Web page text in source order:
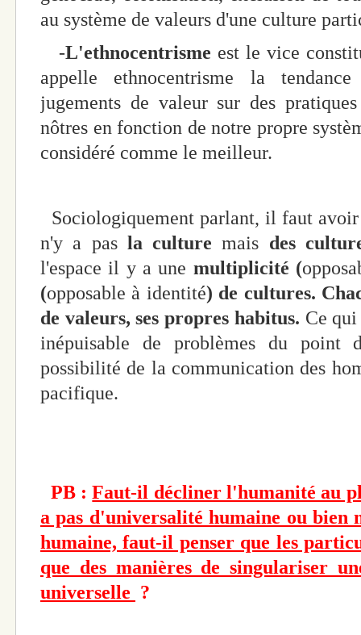
au système de valeurs d'une culture
-L'ethnocentrisme est le vice
appelle ethnocentrisme la
jugements de valeur sur des
nôtres en fonction de notre propre
considéré comme le meilleur.
Sociologiquement parlant, il faut
n'y a pas la culturemais des
l'espace il y a une multiplicité (
(opposable à identité) de cultures.
de valeurs, ses propres habitus. Ce
inépuisable de problèmes du point
possibilité de la communication des
pacifique.
PB :Faut-il décliner l'humanité au
a pas d'universalité humaine ou bien
humaine, faut-il penser que les
que des manières de singulariser
universelle ?